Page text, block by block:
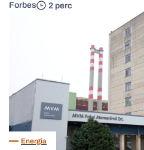
Forbes 2 perc
Energia